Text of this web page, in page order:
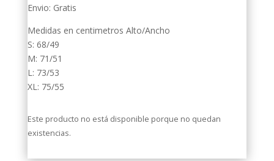
Envio: Gratis
Medidas en centimetros Alto/Ancho
S: 68/49
M: 71/51
L: 73/53
XL: 75/55
Este producto no está disponible porque no quedan
existencias.